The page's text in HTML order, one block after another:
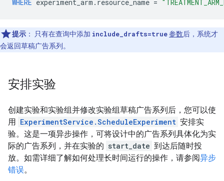
WHERE experiment_arm . resource_name =
提示 ： 只有在查询中添加 include_drafts=true参数后，系统才
会返回草稿广告系列。
安排实验
创建实验和实验组并修改实验组草稿广告系列后，您可以使
用 ExperimentService.ScheduleExperiment 安排实
验。这是一项异步操作，可将设计中的广告系列具体化为实
际的广告系列，并在实验的 start_date 到达后随时投
放。如需详细了解如何处理长时间运行的操作，请参阅异步
错误。